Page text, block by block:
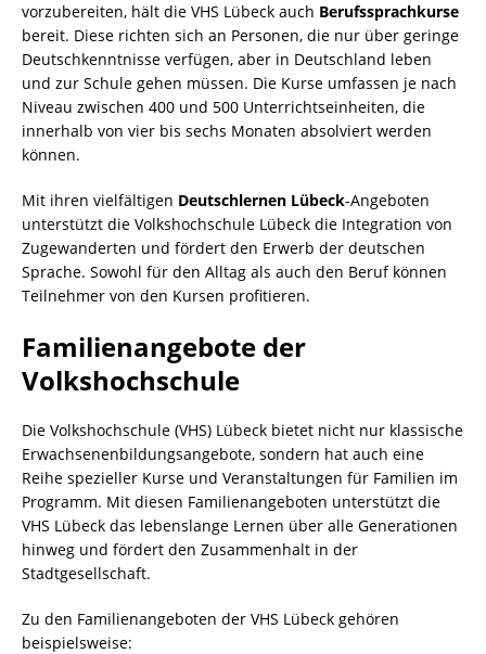
vorzubereiten, hält die VHS Lübeck auch Berufssprachkurse
bereit. Diese richten sich an Personen, die nur über geringe
Deutschkenntnisse verfügen, aber in Deutschland leben
und zur Schule gehen müssen. Die Kurse umfassen je nach
Niveau zwischen 400 und 500 Unterrichtseinheiten, die
innerhalb von vier bis sechs Monaten absolviert werden
können.
Mit ihren vielfältigen Deutschlernen Lübeck-Angeboten
unterstützt die Volkshochschule Lübeck die Integration von
Zugewanderten und fördert den Erwerb der deutschen
Sprache. Sowohl für den Alltag als auch den Beruf können
Teilnehmer von den Kursen profitieren.
Familienangebote der
Volkshochschule
Die Volkshochschule (VHS) Lübeck bietet nicht nur klassische
Erwachsenenbildungsangebote, sondern hat auch eine
Reihe spezieller Kurse und Veranstaltungen für Familien im
Programm. Mit diesen Familienangeboten unterstützt die
VHS Lübeck das lebenslange Lernen über alle Generationen
hinweg und fördert den Zusammenhalt in der
Stadtgesellschaft.
Zu den Familienangeboten der VHS Lübeck gehören
beispielsweise: